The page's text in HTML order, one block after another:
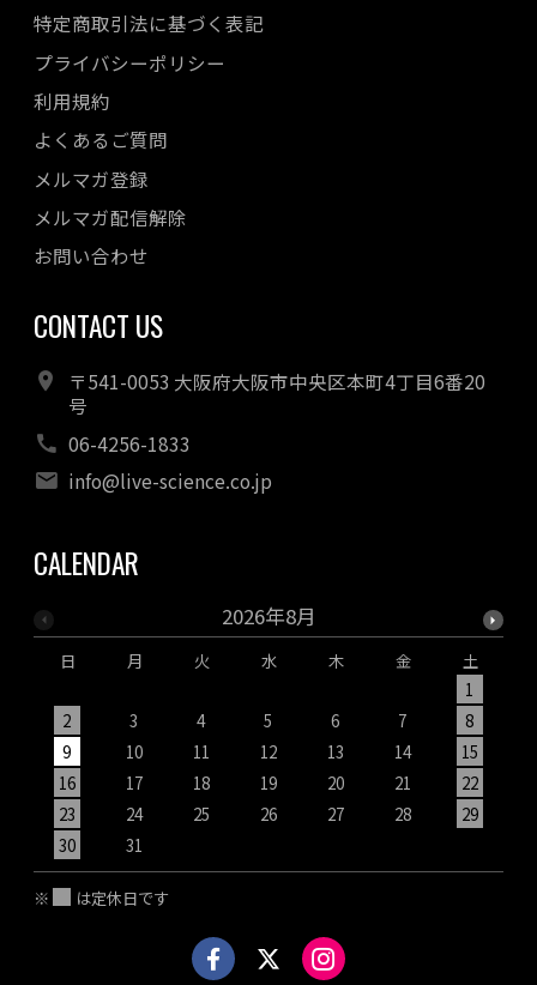
特定商取引法に基づく表記
プライバシーポリシー
利用規約
よくあるご質問
メルマガ登録
メルマガ配信解除
お問い合わせ
CONTACT US
〒541-0053 大阪府大阪市中央区本町4丁目6番20
号
06-4256-1833
info@live-science.co.jp
CALENDAR
2026年8月
日 月 火 水 木 金
土
1
2
3 4 5 6 7
8
9
10 11 12 13 14
15
16
17 18 19 20 21
22
23
24 25 26 27 28
29
30
31
※ は定休日です